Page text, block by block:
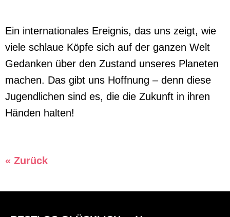
Ein internationales Ereignis, das uns zeigt, wie
viele schlaue Köpfe sich auf der ganzen Welt
Gedanken über den Zustand unseres Planeten
machen. Das gibt uns Hoffnung – denn diese
Jugendlichen sind es, die die Zukunft in ihren
Händen halten!
« Zurück